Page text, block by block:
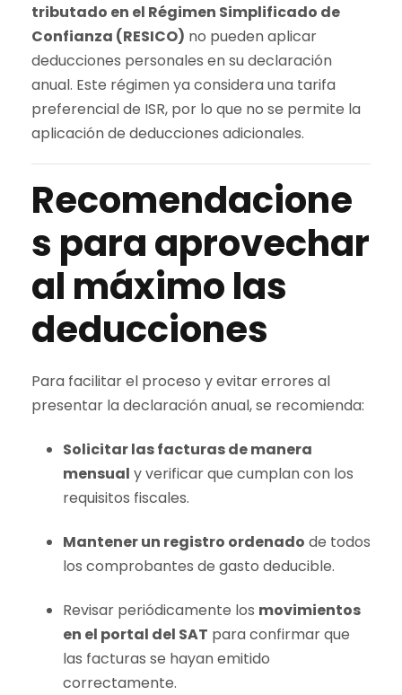
tributado en el Régimen Simplificado de
Confianza (RESICO) no pueden aplicar
deducciones personales en su declaración
anual. Este régimen ya considera una tarifa
preferencial de ISR, por lo que no se permite la
aplicación de deducciones adicionales.
Recomendacione
s para aprovechar
al máximo las
deducciones
Para facilitar el proceso y evitar errores al
presentar la declaración anual, se recomienda:
Solicitar las facturas de manera
mensual y verificar que cumplan con los
requisitos fiscales.
Mantener un registro ordenado de todos
los comprobantes de gasto deducible.
Revisar periódicamente los movimientos
en el portal del SAT para confirmar que
las facturas se hayan emitido
correctamente.